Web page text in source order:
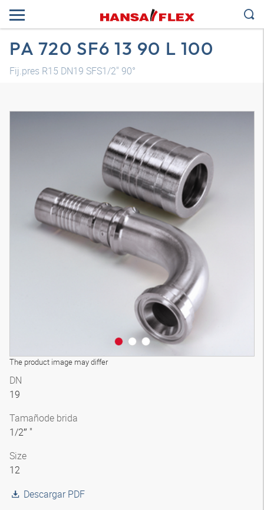
PA 720 SF6 13 90 L 100
Fij.pres R15 DN19 SFS1/2" 90°
The product image may differ
Modelo 3D
DN
19
Tamañode brida
1/2″ "
Size
12
Descargar PDF